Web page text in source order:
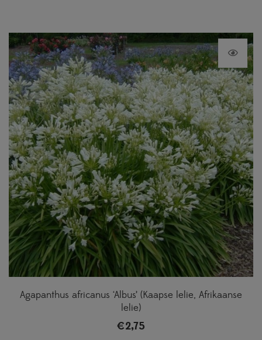
Agapanthus africanus ‘Albus’ (Kaapse lelie, Afrikaanse
lelie)
€2,75